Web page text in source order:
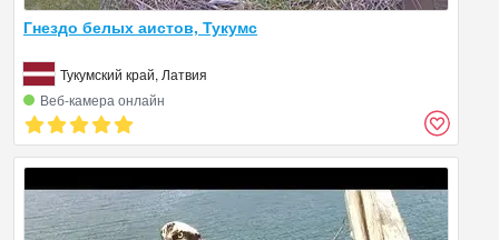
Гнездо белых аистов, Тукумс
Тукумский край, Латвия
Веб‑камера онлайн